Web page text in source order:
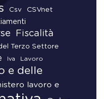
Csv CSVnet
Fiscalità
Terzo Settore
Iva Lavoro
e delle
lavoro e